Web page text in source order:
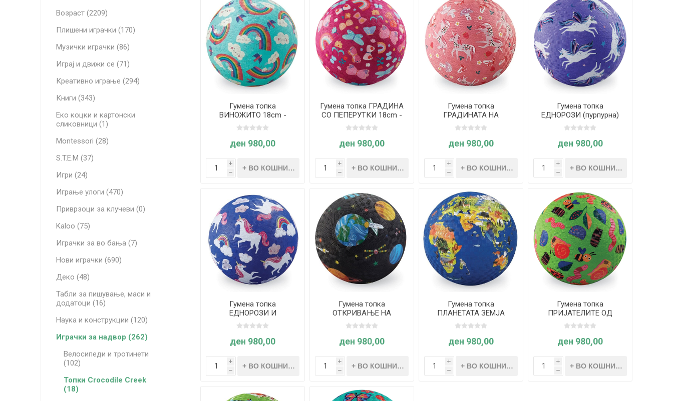
Гумена топка
ВИНОЖИТО 18cm -
Crocodile Creek
ден 980,00
i
h
Гумена топка ГРАДИНА
СО ПЕПЕРУТКИ 18cm -
Crocodile Creek
ден 980,00
i
h
Гумена топка
ГРАДИНАТА НА
ЕДНОРОЗИТЕ 18cm -
ден 980,00
i
h
Гумена топка
ЕДНОРОЗИ (пурпурна)
18cm - Crocodile Creek
ден 980,00
i
h
Гумена топка
ЕДНОРОЗИ И
ВИНОЖИТА 18cm -
ден 980,00
i
h
Гумена топка
ОТКРИВАЊЕ НА
ВСЕЛЕНАТА 18cm -
ден 980,00
i
h
Гумена топка
ПЛАНЕТАТА ЗЕМЈА
18cm - Crocodile Creek
ден 980,00
i
h
Гумена топка
ПРИЈАТЕЛИТЕ ОД
ГРАДИНАТА 18cm -
ден 980,00
i
h
Возраст (2209)
Плишени играчки (170)
Музички играчки (86)
Играј и движи се (71)
Креативно играње (294)
Книги (343)
Еко коцки и картонски
сликовници (1)
Montessori (28)
S.T.E.M (37)
Игри (24)
Играње улоги (470)
Приврзоци за клучеви (0)
Kaloo (75)
Играчки за во бања (7)
Нови играчки (690)
Деко (48)
Табли за пишување, маси и
додатоци (16)
Наука и конструкции (120)
Играчки за надвор (262)
Велосипеди и тротинети
(102)
Топки Crocodile Creek
(18)